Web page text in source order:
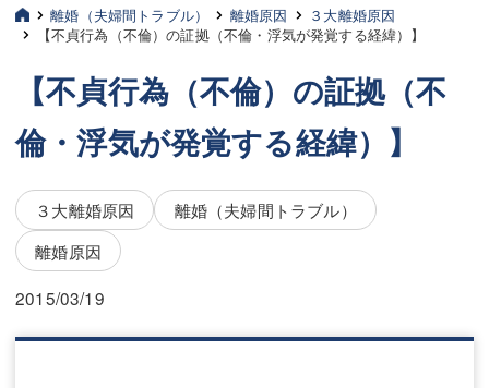
三平 聡史
酒井 博之
坂本 陽一
三平 隆史
吉元 優仁
三平 聡史
酒井 博之
坂本 陽一
三平 隆史
吉元 優仁
離婚（夫婦間トラブル） 離婚原因
３大離婚原因
【不貞行為（不倫）の証拠（不倫・浮気が発覚する経緯）】
【不貞行為（不倫）の証拠（不
倫・浮気が発覚する経緯）】
３大離婚原因
離婚（夫婦間トラブル）
離婚原因
2015/03/19